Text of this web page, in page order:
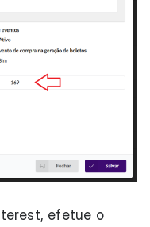
efetue o